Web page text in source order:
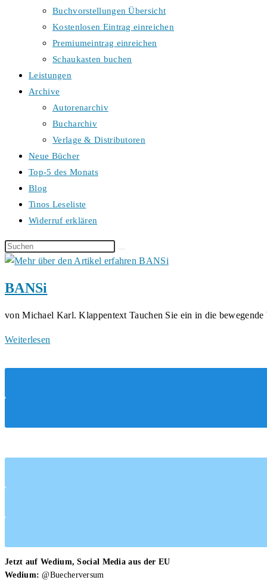
Buchvorstellungen Übersicht
Kostenlosen Eintrag einreichen
Premiumeintrag einreichen
Schaukasten buchen
Leistungen
Archive
Autorenarchiv
Bucharchiv
Verlage & Distributoren
Neue Bücher
Top-5 des Monats
Blog
Tinos Leseliste
Widerruf erklären
Diese
Website
BANSi
von Michael Karl. Klappentext Tauchen Sie ein in die
Weiterlesen
Jetzt auf Wedium, Social Media aus der EU
Wedium: @Buecherversum